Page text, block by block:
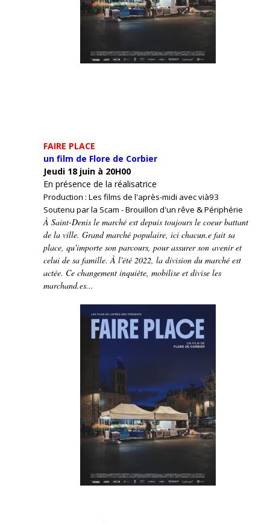
FAIRE PLACE
un film de Flore de Corbier
Jeudi 18 juin à 20H00
En présence de la réalisatrice
Production : Les films de l'après-midi avec vià93
Soutenu par la Scam - Brouillon d'un rêve & Périphérie
À Saint-Denis le marché est depuis toujours le coeur battant
de la ville. Grand marché populaire, ici chacun.e fait sa
place, qu'importe son parcours, pour assurer son avenir et
celui de sa famille. À l'été 2022, la division du marché est
actée. Ce changement inquiète, mobilise et divise les
marchand.es...